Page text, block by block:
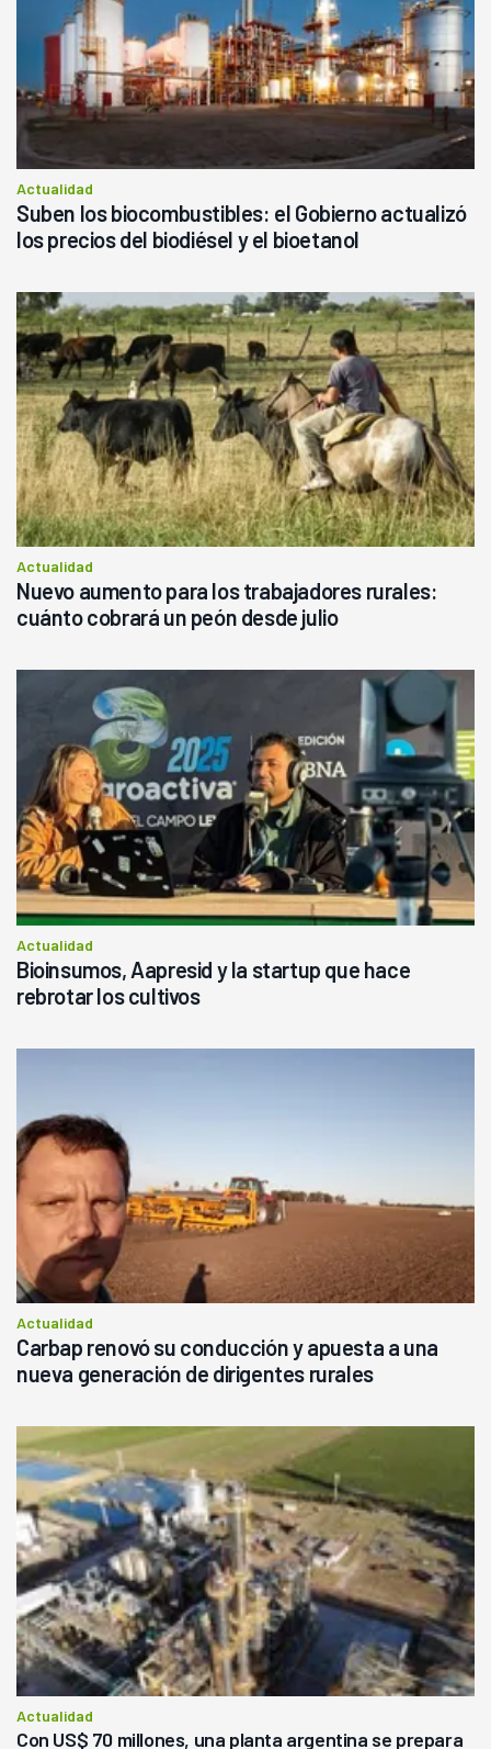
Actualidad
Suben los biocombustibles: el Gobierno actualizó
los precios del biodiésel y el bioetanol
Actualidad
Nuevo aumento para los trabajadores rurales:
cuánto cobrará un peón desde julio
Actualidad
Bioinsumos, Aapresid y la startup que hace
rebrotar los cultivos
Actualidad
Carbap renovó su conducción y apuesta a una
nueva generación de dirigentes rurales
Actualidad
Con US$ 70 millones, una planta argentina se prepara